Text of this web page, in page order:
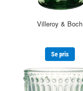
Villeroy & Boch
Se pris